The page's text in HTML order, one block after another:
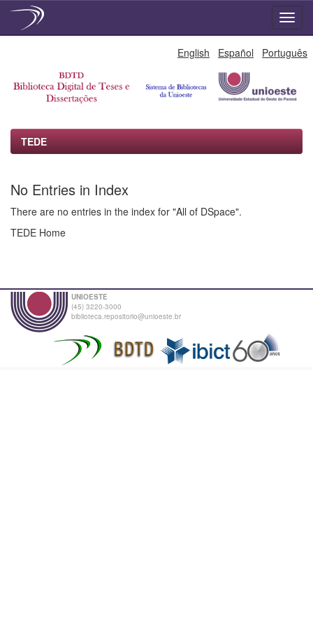
English Español Português
TEDE
No Entries in Index
There are no entries in the index for "All of DSpace".
TEDE Home
UNIOESTE
(45) 3220-3000
biblioteca.repositorio@unioeste.br